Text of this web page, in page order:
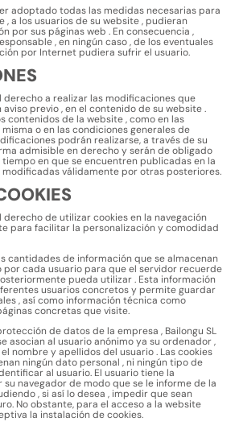
adoptado todas las medidas necesarias para
a los usuarios de su website , pudieran
por sus páginas web . En consecuencia ,
, en ningún caso , de los eventuales
por Internet pudiera sufrir el usuario.
derecho a realizar las modificaciones que
previo , en el contenido de su website .
contenidos de la website , como en las
o en las condiciones generales de
podrán realizarse, a través de su
admisible en derecho y serán de obligado
en que se encuentren publicadas en la
modificadas válidamente por otras posteriores.
derecho de utilizar cookies en la navegación
para facilitar la personalización y comodidad
cantidades de información que se almacenan
por cada usuario para que el servidor recuerde
pueda utilizar . Esta información
usuarios concretos y permite guardar
, así como información técnica como
concretas que visite.
de datos de la empresa , Bailongu SL
asocian al usuario anónimo ya su ordenador ,
nombre y apellidos del usuario . Las cookies
ningún dato personal , ni ningún tipo de
al usuario. El usuario tiene la
navegador de modo que se le informe de la
, si así lo desea , impedir que sean
No obstante, para el acceso a la website
la instalación de cookies.